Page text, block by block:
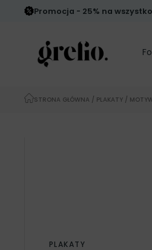
Promocja - 25% na
STRONA GŁÓWNA / PLAKATY /
PLAKATY